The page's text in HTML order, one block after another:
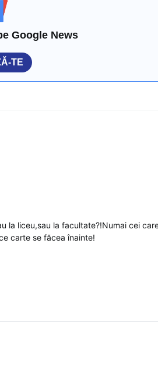
Google News
TE
la liceu,sau la facultate?!Numai cei
carte se făcea înainte!